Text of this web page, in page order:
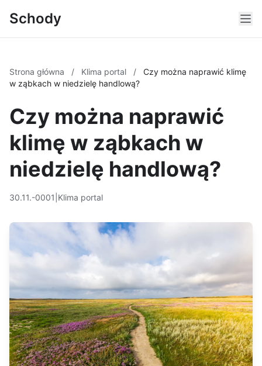
Schody
Strona główna / Klima portal /
Czy można naprawić klimę
w ząbkach w niedzielę handlową?
Czy można naprawić
klimę w ząbkach w
niedzielę handlową?
30.11.-0001 Klima portal